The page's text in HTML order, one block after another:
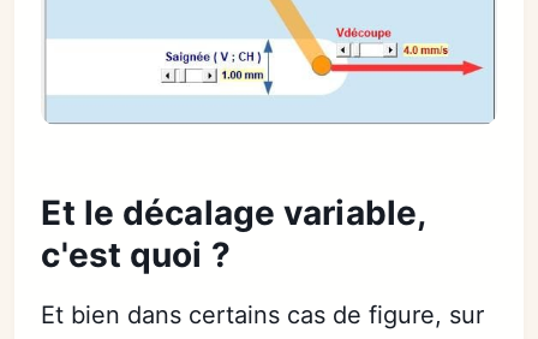
Et le décalage variable,
c'est quoi ?
Et bien dans certains cas de figure, sur